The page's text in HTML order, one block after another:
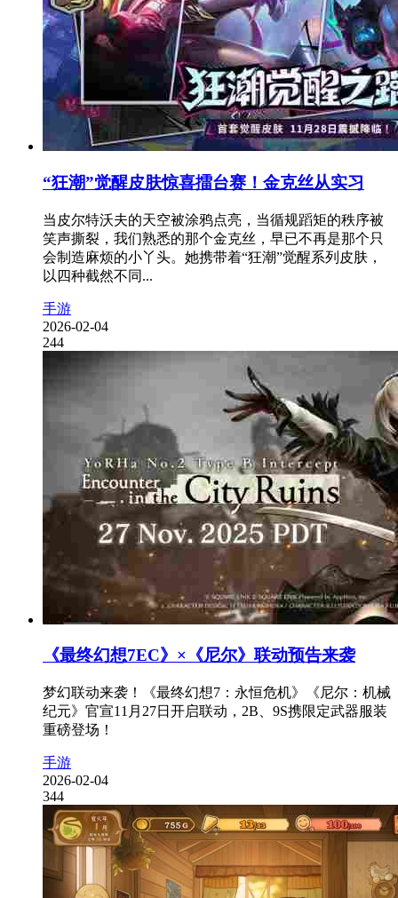
“狂潮”觉醒皮肤惊喜擂台赛！金克丝从实习
当皮尔特沃夫的天空被涂鸦点亮，当循规蹈矩的秩序被
笑声撕裂，我们熟悉的那个金克丝，早已不再是那个只
会制造麻烦的小丫头。她携带着“狂潮”觉醒系列皮肤，
以四种截然不同...
手游
2026-02-04
244
《最终幻想7EC》×《尼尔》联动预告来袭
梦幻联动来袭！《最终幻想7：永恒危机》《尼尔：机械
纪元》官宣11月27日开启联动，2B、9S携限定武器服装
重磅登场！
手游
2026-02-04
344